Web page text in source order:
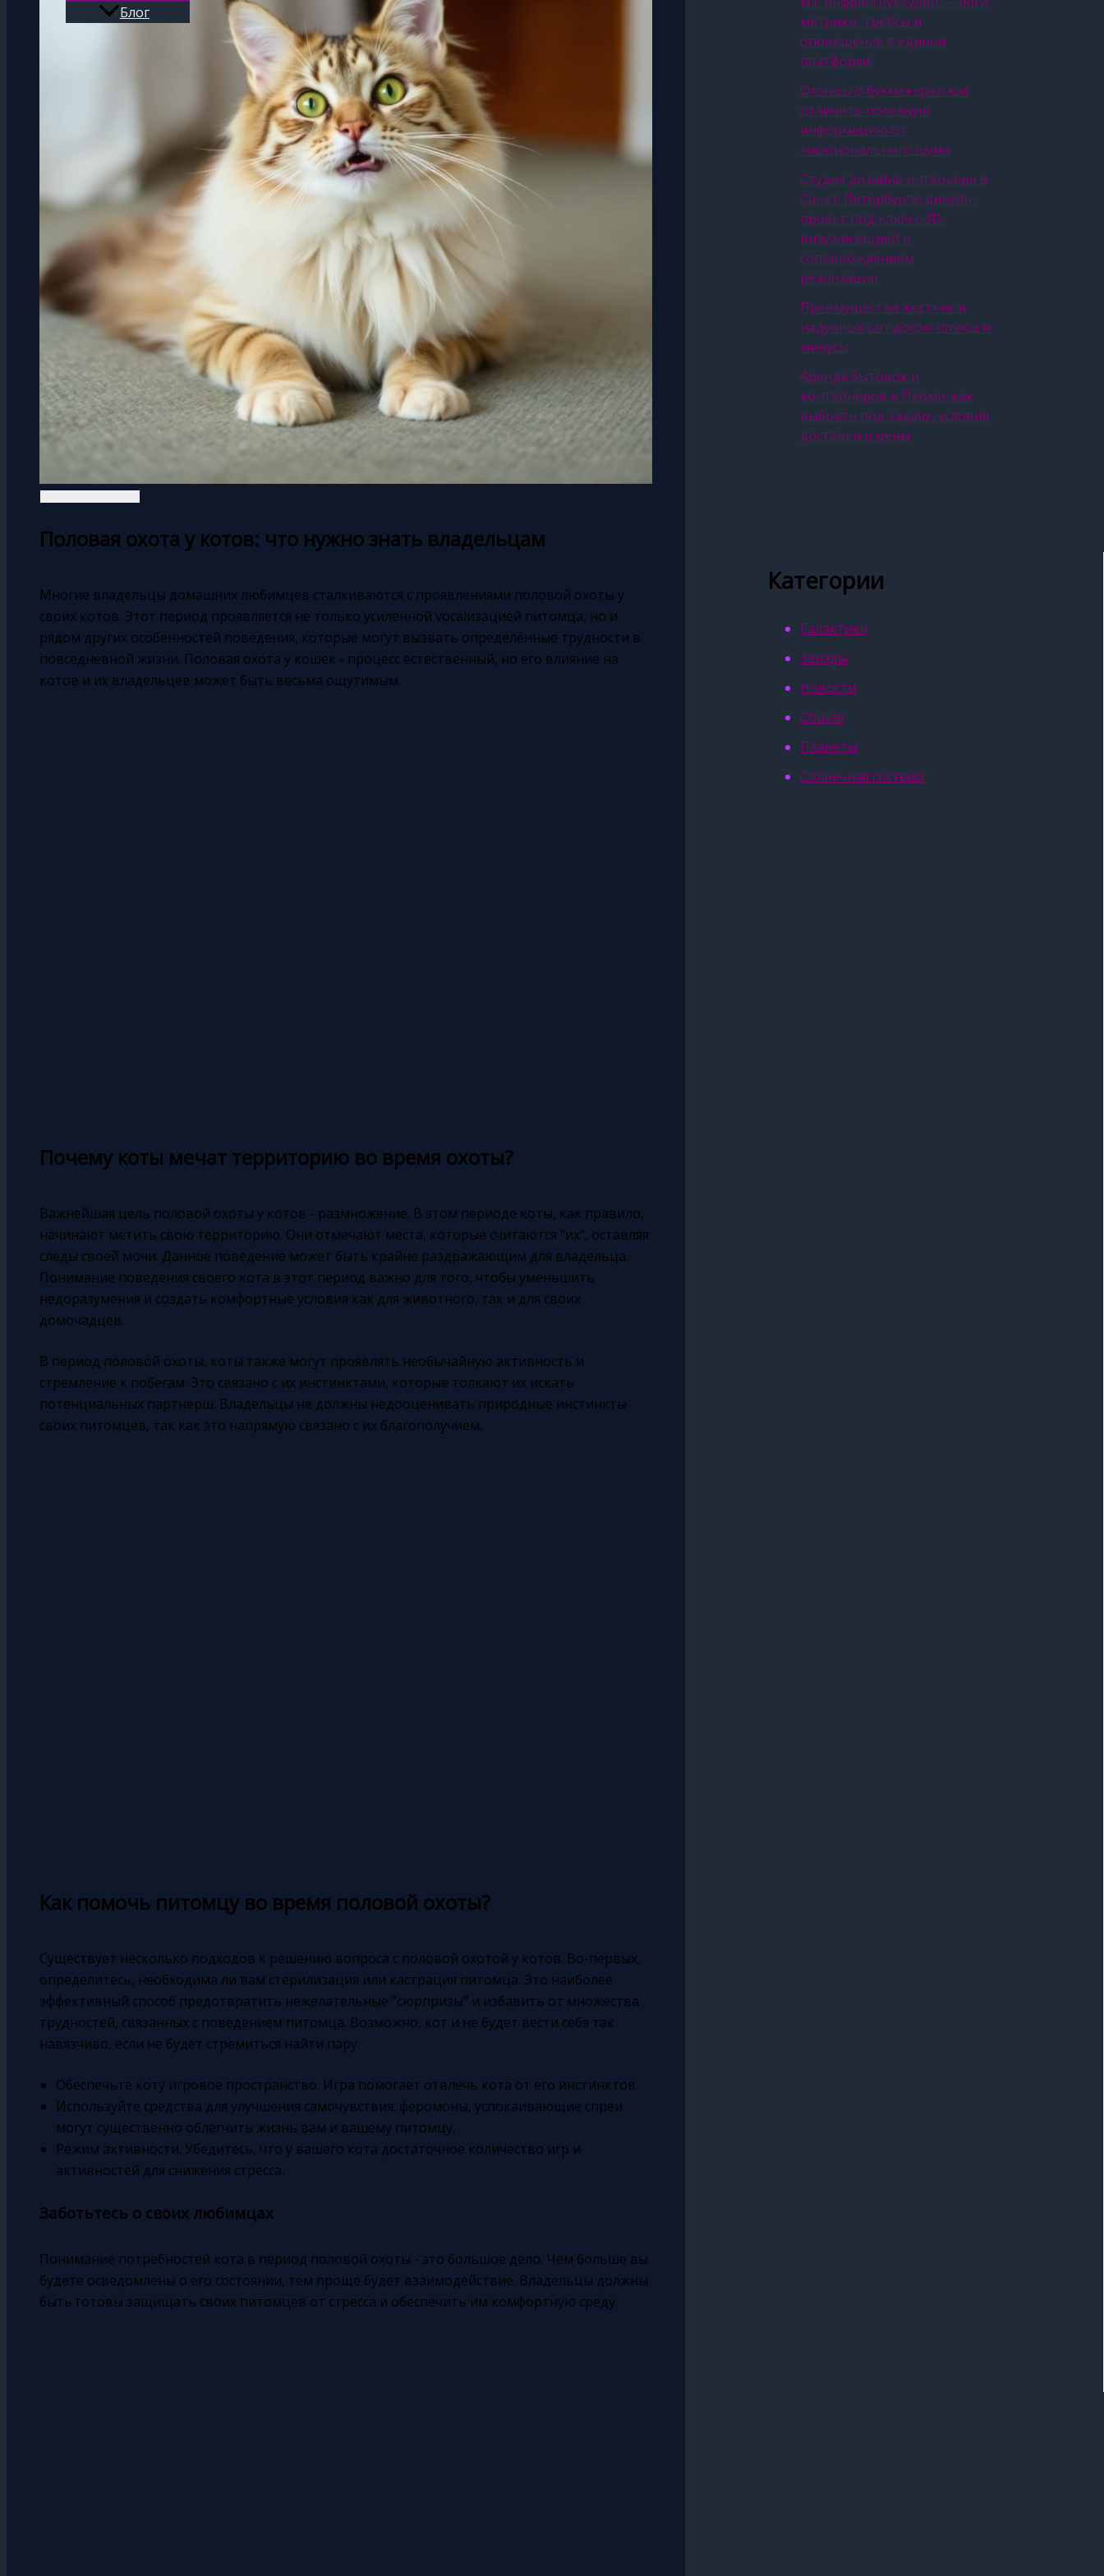
Блог
Половая охота у котов: что нужно знать владельцам
Многие владельцы домашних любимцев сталкиваются с проявлениями половой охоты у
своих котов. Этот период проявляется не только усиленной vocalизацией питомца, но и
рядом других особенностей поведения, которые могут вызвать определённые трудности в
повседневной жизни. Половая охота у кошек - процесс естественный, но его влияние на
котов и их владельцев может быть весьма ощутимым.
Почему коты мечат территорию во время охоты?
Важнейшая цель половой охоты у котов - размножение. В этом периоде коты, как правило,
начинают метить свою территорию. Они отмечают места, которые считаются "их", оставляя
следы своей мочи. Данное поведение может быть крайне раздражающим для владельца.
Понимание поведения своего кота в этот период важно для того, чтобы уменьшить
недоразумения и создать комфортные условия как для животного, так и для своих
домочадцев.
В период половой охоты, коты также могут проявлять необычайную активность и
стремление к побегам. Это связано с их инстинктами, которые толкают их искать
потенциальных партнёрш. Владельцы не должны недооценивать природные инстинкты
своих питомцев, так как это напрямую связано с их благополучием.
Как помочь питомцу во время половой охоты?
Существует несколько подходов к решению вопроса с половой охотой у котов. Во-первых,
определитесь, необходима ли вам стерилизация или кастрация питомца. Это наиболее
эффективный способ предотвратить нежелательные "сюрпризы" и избавить от множества
трудностей, связанных с поведением питомца. Возможно, кот и не будет вести себя так
навязчиво, если не будет стремиться найти пару.
Обеспечьте коту игровое пространство. Игра помогает отвлечь кота от его инстинктов.
Используйте средства для улучшения самочувствия: феромоны, успокаивающие спреи
могут существенно облегчить жизнь вам и вашему питомцу.
Режим активности. Убедитесь, что у вашего кота достаточное количество игр и
активностей для снижения стресса.
Заботьтесь о своих любимцах
Понимание потребностей кота в период половой охоты - это большое дело. Чем больше вы
будете осведомлены о его состоянии, тем проще будет взаимодействие. Владельцы должны
быть готовы защищать своих питомцев от стресса и обеспечить им комфортную среду.
метрики, трейсы и
оповещения в единой
платформе
Отзывы о букмекерах: как
отличить полезную
информацию от
эмоционального шума
Студия дизайна интерьера в
Санкт-Петербурге: дизайн-
проект под ключ с 3D-
визуализацией и
сопровождением
реализации
Преимущества жестких и
надувных сап-досок: плюсы и
минусы
Аренда бытовок и
контейнеров в Перми: как
выбрать под задачу, условия
доставки и цены
Категории
Галактики
Звёзды
Новости
Общая
Планеты
Солнечная система